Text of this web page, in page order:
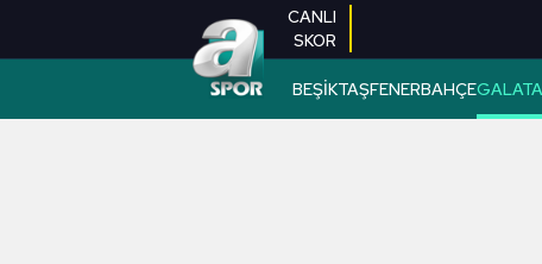
CANLI
SKOR
BEŞİKTAŞFENERBAHÇE